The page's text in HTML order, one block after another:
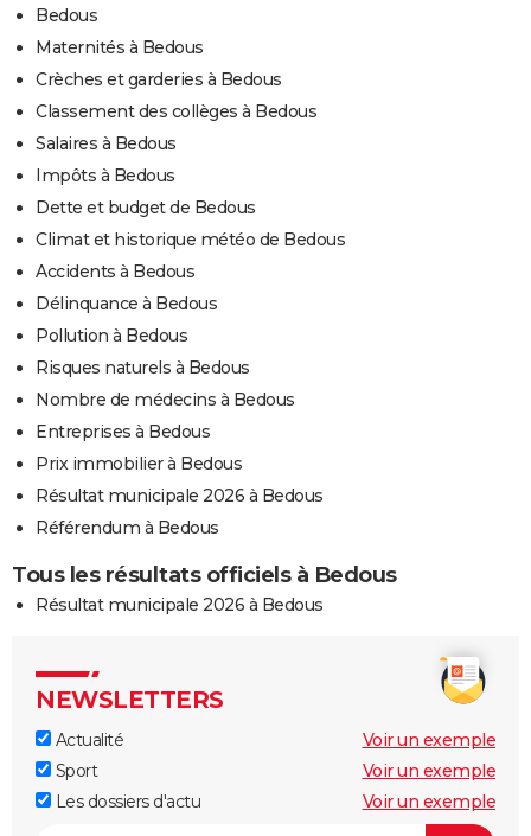
Bedous
Maternités à Bedous
Crèches et garderies à Bedous
Classement des collèges à Bedous
Salaires à Bedous
Impôts à Bedous
Dette et budget de Bedous
Climat et historique météo de Bedous
Accidents à Bedous
Délinquance à Bedous
Pollution à Bedous
Risques naturels à Bedous
Nombre de médecins à Bedous
Entreprises à Bedous
Prix immobilier à Bedous
Résultat municipale 2026 à Bedous
Référendum à Bedous
Tous les résultats officiels à Bedous
Résultat municipale 2026 à Bedous
NEWSLETTERS
Actualité
Voir un exemple
Sport
Voir un exemple
Les dossiers d'actu
Voir un exemple